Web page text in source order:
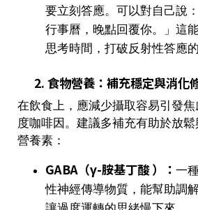
要立刻答應。可以對自己說
行事曆，晚點回覆你。」這
思考時間，打破反射性答應的
2. 食物營養：補充穩定與消化
在飲食上，應減少攝取容易引發
度咖啡因。建議多補充有助於放
營養素：
GABA（γ-胺基丁酸 ）： 一
性神經傳導物質，能幫助調